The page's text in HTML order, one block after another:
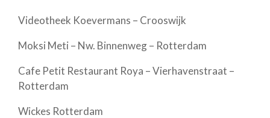
Videotheek Koevermans – Crooswijk
Moksi Meti – Nw. Binnenweg – Rotterdam
Cafe Petit Restaurant Roya – Vierhavenstraat –
Rotterdam
Wickes Rotterdam